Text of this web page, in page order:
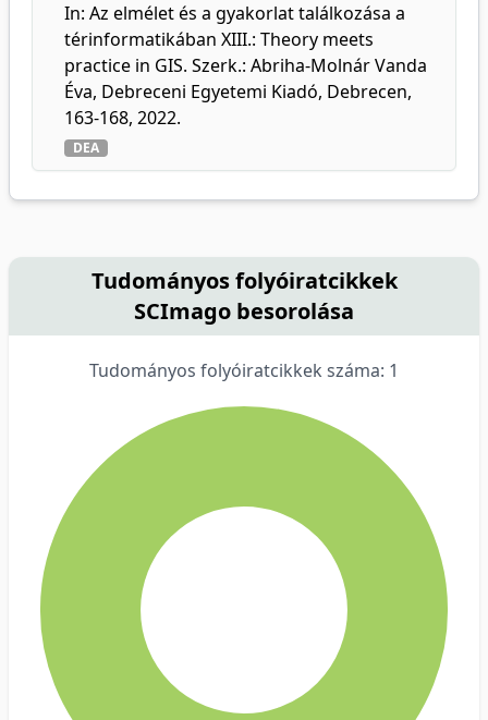
In: Az elmélet és a gyakorlat találkozása a
térinformatikában XIII.: Theory meets
practice in GIS. Szerk.: Abriha-Molnár Vanda
Éva, Debreceni Egyetemi Kiadó, Debrecen,
163-168, 2022.
DEA
Tudományos folyóiratcikkek
SCImago besorolása
Tudományos folyóiratcikkek száma: 1